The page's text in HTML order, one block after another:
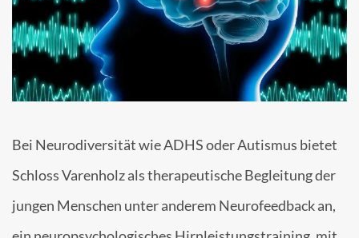
Bei Neurodiversität wie ADHS oder Autismus bietet
Schloss Varenholz als therapeutische Begleitung der
jungen Menschen unter anderem Neurofeedback an,